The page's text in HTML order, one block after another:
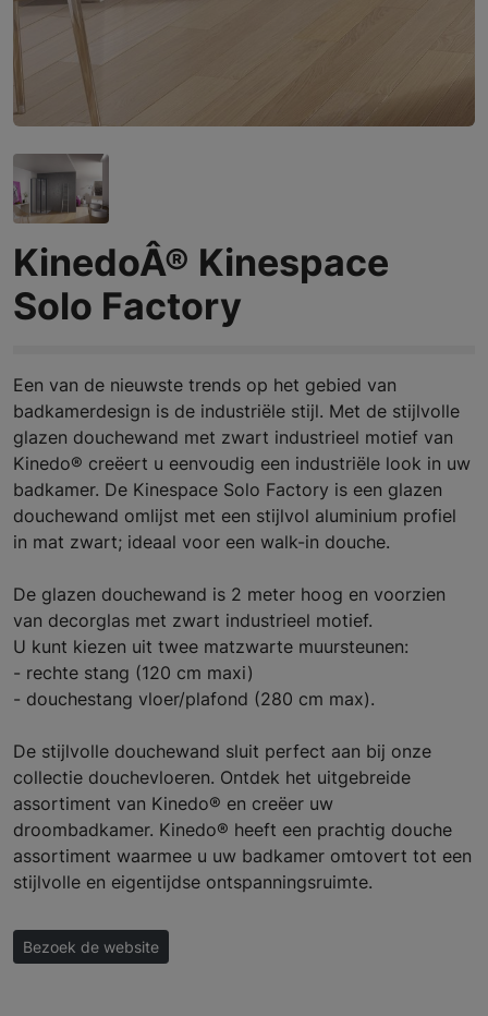
KinedoÂ® Kinespace
Solo Factory
Een van de nieuwste trends op het gebied van
badkamerdesign is de industriële stijl. Met de stijlvolle
glazen douchewand met zwart industrieel motief van
Kinedo® creëert u eenvoudig een industriële look in uw
badkamer. De Kinespace Solo Factory is een glazen
douchewand omlijst met een stijlvol aluminium profiel
in mat zwart; ideaal voor een walk-in douche.
De glazen douchewand is 2 meter hoog en voorzien
van decorglas met zwart industrieel motief.
U kunt kiezen uit twee matzwarte muursteunen:
- rechte stang (120 cm maxi)
- douchestang vloer/plafond (280 cm max).
De stijlvolle douchewand sluit perfect aan bij onze
collectie douchevloeren. Ontdek het uitgebreide
assortiment van Kinedo® en creëer uw
droombadkamer. Kinedo® heeft een prachtig douche
assortiment waarmee u uw badkamer omtovert tot een
stijlvolle en eigentijdse ontspanningsruimte.
Bezoek de website